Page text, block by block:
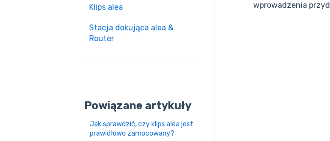
wprowadzenia
Klips alea
Stacja dokująca alea &
Router
Powiązane artykuły
Jak sprawdzić, czy klips alea jest
prawidłowo zamocowany?